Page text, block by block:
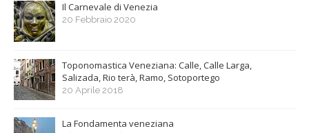
Il Carnevale di Venezia
20 Febbraio 2020
Toponomastica Veneziana: Calle, Calle Larga,
Salizada, Rio terà, Ramo, Sotoportego
20 Aprile 2018
La Fondamenta veneziana